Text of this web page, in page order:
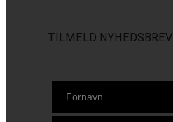
TILMELD NYHEDSBREV